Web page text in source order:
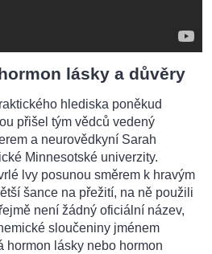
lásky a důvěry
hlediska poněkud
přišel tým vědců vedený
a neurovědkyní Sarah
Minnesotské univerzity.
lvy posunou směrem k hravým
šance na přežití, na ně použili
není žádný oficiální název,
sloučeniny jménem
hormon lásky nebo hormon